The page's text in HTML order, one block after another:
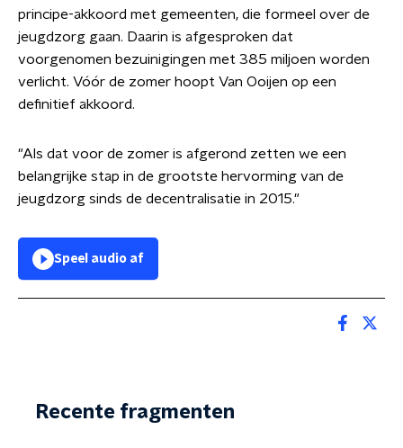
principe-akkoord met gemeenten, die formeel over de
jeugdzorg gaan. Daarin is afgesproken dat
voorgenomen bezuinigingen met 385 miljoen worden
verlicht. Vóór de zomer hoopt Van Ooijen op een
definitief akkoord.
"Als dat voor de zomer is afgerond zetten we een
belangrijke stap in de grootste hervorming van de
jeugdzorg sinds de decentralisatie in 2015."
Speel audio af
Recente fragmenten